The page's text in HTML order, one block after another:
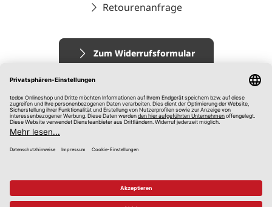
Retourenanfrage
Zum Widerrufsformular
Impressum
AGB
Datenschutz
Hinweisgebersystem